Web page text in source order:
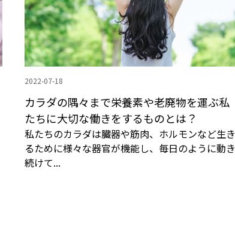
2022-07-18
カラダの隅々まで栄養素や老廃物を運ぶ私
たちに大切な働きをするものとは？
私たちのカラダは臓器や筋肉、ホルモンなど生き
るために様々な器官が機能し、毎日のように動き
続けて...